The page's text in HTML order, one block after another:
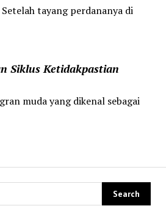
tayang perdananya di
Siklus Ketidakpastian
muda yang dikenal sebagai